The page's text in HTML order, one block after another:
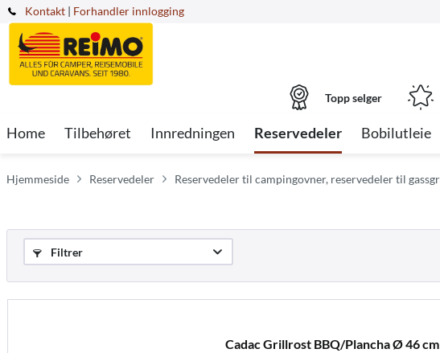
Kontakt | Forhandler innlogging
Topp selger
Home Tilbehøret Innredningen Reservedeler Bobilutleie
Hjemmeside Reservedeler Reservedeler til campingovner, reservedeler til
Filtrer
Cadac Grillrost BBQ/Plancha Ø 46 cm